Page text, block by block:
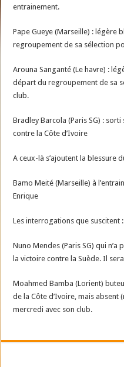
entrainement.
Pape Gueye (Marseille) : légère
regroupement de sa sélection
Arouna Sanganté (Le havre) :
départ du regroupement de sa
club.
Bradley Barcola (Paris SG) :
contre la Côte d’Ivoire
A ceux-là s’ajoutent la blessure
Bamo Meité (Marseille) à
Enrique
Les interrogations que suscitent :
Nuno Mendes (Paris SG) qui
la victoire contre la Suède. Il
Moahmed Bamba (Lorient)
de la Côte d’Ivoire, mais absent
mercredi avec son club.